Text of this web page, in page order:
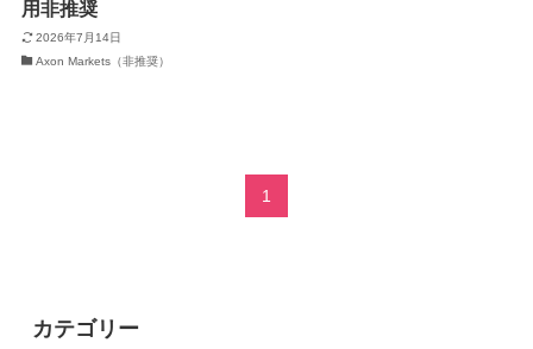
用非推奨
2026年7月14日
Axon Markets（非推奨）
1
カテゴリー